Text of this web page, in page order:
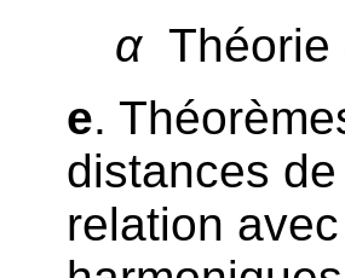
αThéorie
e.
distances
relation